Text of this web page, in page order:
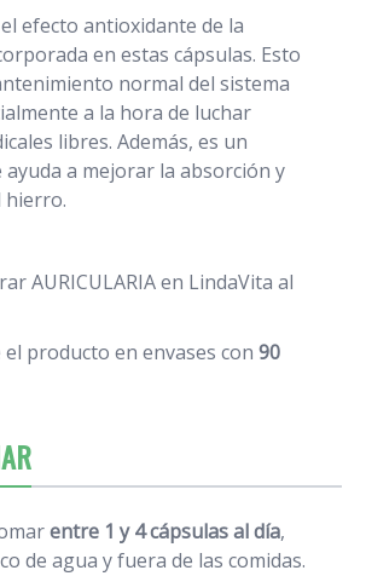
efecto antioxidante de la
en estas cápsulas. Esto
normal del sistema
a la hora de luchar
libres. Además, es un
a mejorar la absorción y
hierro.
AURICULARIA en LindaVita al
el producto en envases con 90
entre 1 y 4 cápsulas al día,
de agua y fuera de las comidas.